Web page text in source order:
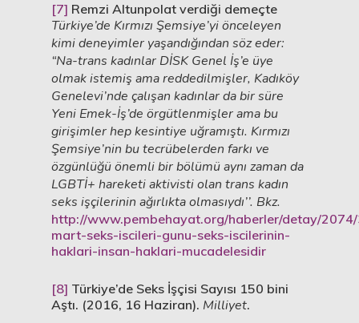
[7] Remzi Altunpolat verdiği demeçte
Türkiye’de Kırmızı Şemsiye’yi önceleyen
kimi deneyimler yaşandığından söz eder:
“Na-trans kadınlar DİSK Genel İş’e üye
olmak istemiş ama reddedilmişler, Kadıköy
Genelevi’nde çalışan kadınlar da bir süre
Yeni Emek-İş’de örgütlenmişler ama bu
girişimler hep kesintiye uğramıştı. Kırmızı
Şemsiye’nin bu tecrübelerden farkı ve
özgünlüğü önemli bir bölümü aynı zaman da
LGBTİ+ hareketi aktivisti olan trans kadın
seks işçilerinin ağırlıkta olmasıydı’’. Bkz.
http://www.pembehayat.org/haberler/detay/
mart-seks-iscileri-gunu-seks-iscilerinin-
haklari-insan-haklari-mucadelesidir
[8] Türkiye’de Seks İşçisi Sayısı 150 bini
Aştı. (2016, 16 Haziran). Milliyet.